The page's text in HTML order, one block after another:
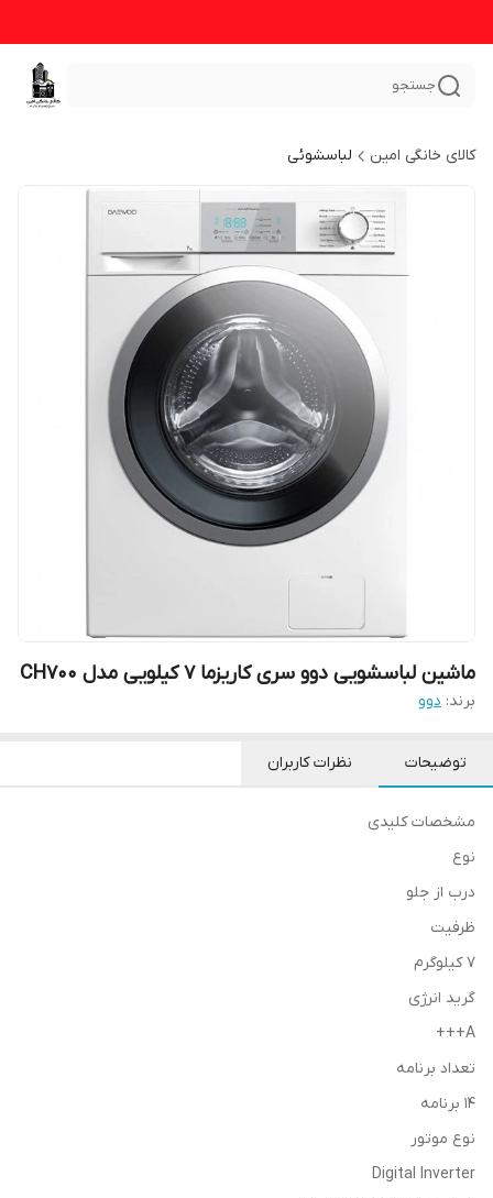
جستجو
کالای خانگی امین لباسشوئی
ماشین لباسشویی دوو سری کاریزما 7 کیلویی مدل CH700
برند: دوو
توضیحات نظرات کاربران
مشخصات کلیدی
نوع
درب از جلو
ظرفیت
۷ کیلوگرم
گرید انرژی
A+++
تعداد برنامه
۱۴ برنامه
نوع موتور
Digital Inverter